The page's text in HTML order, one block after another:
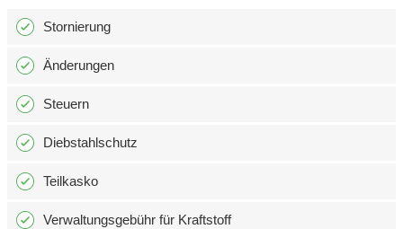
Stornierung
Änderungen
Steuern
Diebstahlschutz
Teilkasko
Verwaltungsgebühr für Kraftstoff